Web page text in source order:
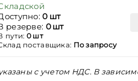
0 шт
резерве: 0 шт
пути: 0 шт
поставщика: По запросу
с учетом НДС. В